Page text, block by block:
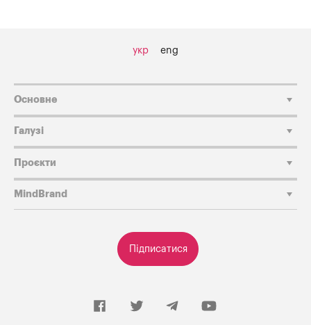
укр eng
Підписатися
Основне
Галузі
Проєкти
MindBrand